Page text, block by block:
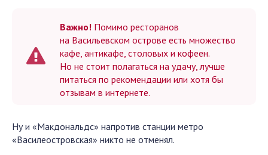
Важно! Помимо ресторанов
на Васильевском острове есть множество
кафе, антикафе, столовых и кофеен.
Но не стоит полагаться на удачу, лучше
питаться по рекомендации или хотя бы
отзывам в интернете.
Ну и «Макдональдс» напротив станции метро
«Василеостровская» никто не отменял.